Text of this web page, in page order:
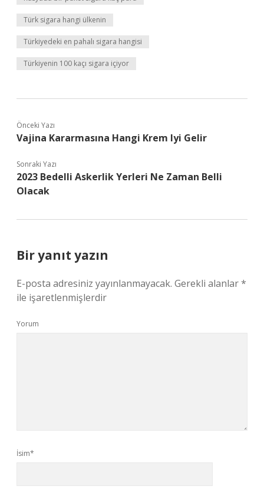
Türk sigara hangi ülkenin
Türkiyedeki en pahalı sigara hangisi
Türkiyenin 100 kaçı sigara içiyor
Önceki Yazı
Vajina Kararmasına Hangi Krem Iyi Gelir
Sonraki Yazı
2023 Bedelli Askerlik Yerleri Ne Zaman Belli
Olacak
Bir yanıt yazın
E-posta adresiniz yayınlanmayacak. Gerekli alanlar*
ile işaretlenmişlerdir
Yorum
İsim*